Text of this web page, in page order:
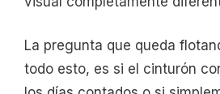
La pregunta que queda
todo esto, es si el cinturón